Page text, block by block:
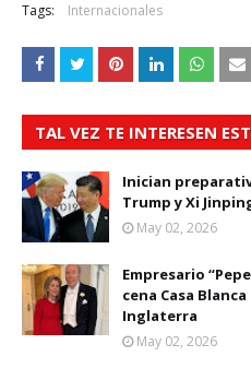
Tags: Internacionales
TAL VEZ TE INTERESEN
Inician
Trump y Xi
May 02, 2026
Empresario
cena Casa
Inglaterra
May 02, 2026